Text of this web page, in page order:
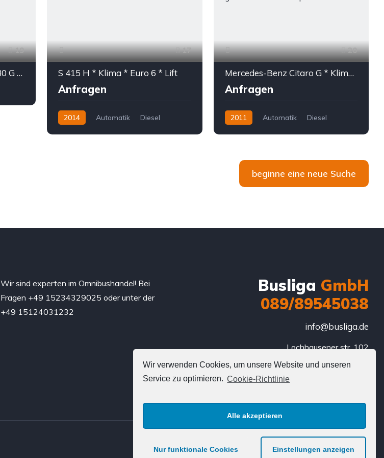
Wir verwenden Cookies, um unsere Website und unseren
Service zu optimieren. Cookie-Richtlinie
Alle akzeptieren
Nur funktionale Cookies Einstellungen anzeigen
19
Mercedes-Benz Citaro O 530 G * Klima * Euro 5
17
S 415 H * Klima * Euro 6 * Lift
Anfragen
2014 Automatik Diesel
20
Mercedes-Benz Citaro G * Klima * 4 -türig * 4-door * 97 Stehplätze
Anfragen
2011 Automatik Diesel
beginne eine neue Suche
Wir sind experten im Omnibushandel! Bei
Fragen +49 15234329025 oder unter der
+49 15124031232
Busliga GmbH
089/89545038
info@busliga.de
Lochhausener str. 102
81249 München